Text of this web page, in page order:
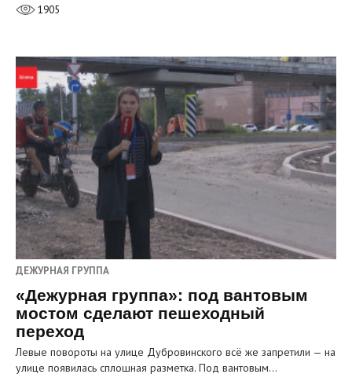
1905
ДЕЖУРНАЯ ГРУППА
«Дежурная группа»: под вантовым
мостом сделают пешеходный
переход
Левые повороты на улице Дубровинского всё же запретили — на
улице появилась сплошная разметка. Под вантовым…